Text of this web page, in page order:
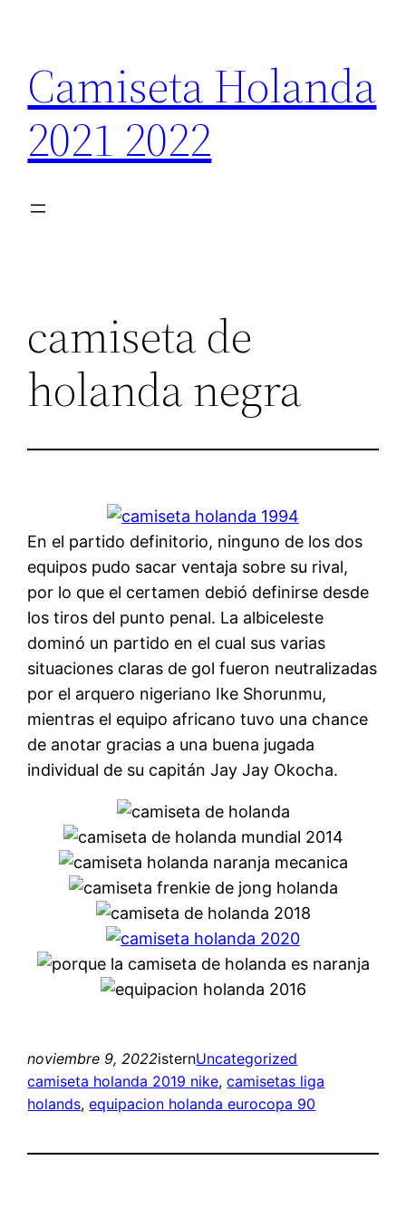
contenido
Camiseta Holanda
2021 2022
camiseta de
holanda negra
En el partido definitorio, ninguno de los dos
equipos pudo sacar ventaja sobre su rival,
por lo que el certamen debió definirse desde
los tiros del punto penal. La albiceleste
dominó un partido en el cual sus varias
situaciones claras de gol fueron neutralizadas
por el arquero nigeriano Ike Shorunmu,
mientras el equipo africano tuvo una chance
de anotar gracias a una buena jugada
individual de su capitán Jay Jay Okocha.
noviembre 9, 2022isternUncategorized
camiseta holanda 2019 nike, camisetas liga
holands, equipacion holanda eurocopa 90